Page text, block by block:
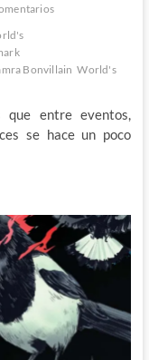
Bonvillain World's
entre eventos,
se hace un poco